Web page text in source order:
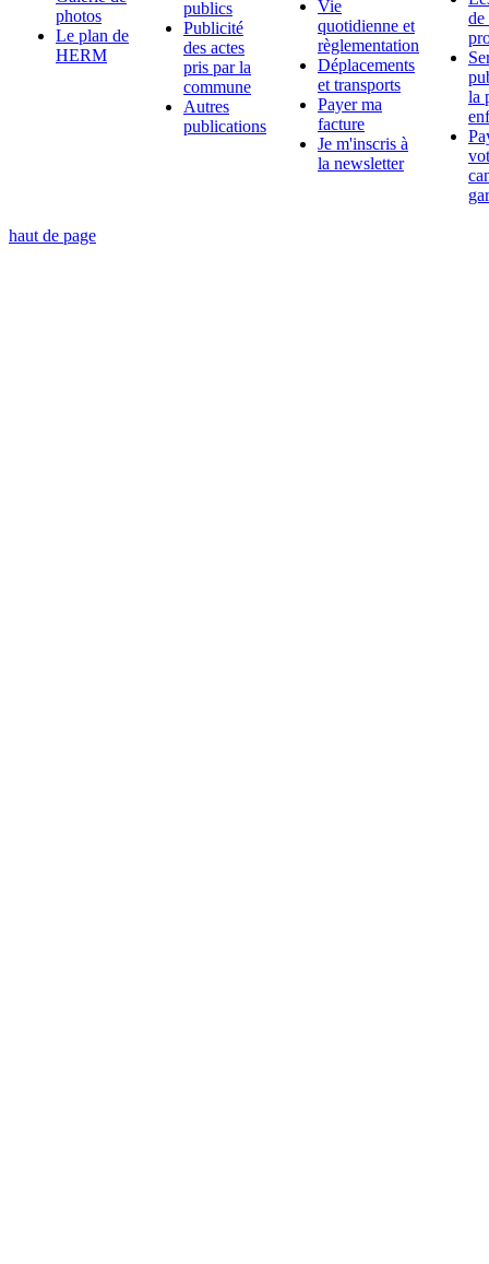
photos
Le plan de
HERM
publics
Publicité
des actes
pris par la
commune
Autres
publications
Vie
quotidienne et
règlementation
Déplacements
et transports
Payer ma
facture
Je m'inscris à
la newsletter
de
la
haut de page